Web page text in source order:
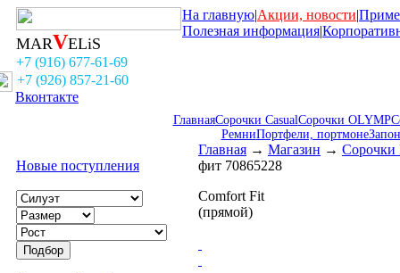
MARVELiS
+7 (916) 677-61-69
+7 (926) 857-21-60
Вконтакте
На главную|Акции, новости|
Полезная информация|
ГлавнаяСорочки CasualСорочки OLYMP
РемниПортфели, портмоне
Новые поступления
Главная → Магазин → Сорочки
фит 70865228
Comfort Fit
(прямой)